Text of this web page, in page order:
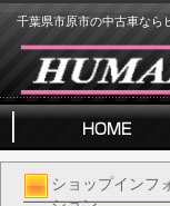
千葉県市原市の中古車なら
ショップインフ